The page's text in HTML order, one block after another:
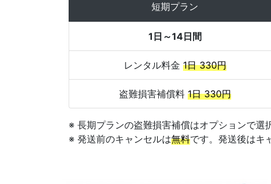
短期プラン
1日～14日間
レンタル料金 1日 330円
盗難損害補償料 1日 330円
※ 長期プランの盗難損害補償はオプションで選
※ 発送前のキャンセルは無料です。発送後はキ